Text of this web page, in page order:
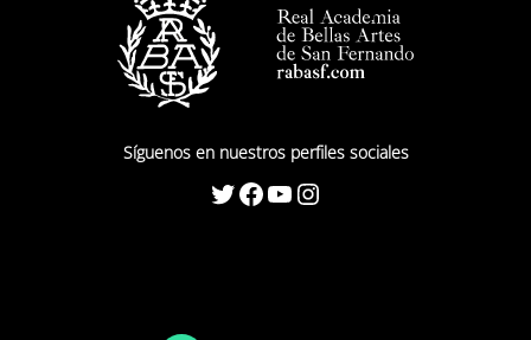
Síguenos en nuestros perfiles sociales
Twitter Facebook YouTube Instagram